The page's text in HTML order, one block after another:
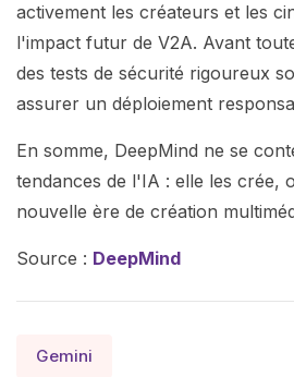
activement les créateurs et les
l'impact futur de V2A. Avant
des tests de sécurité rigoureux
assurer un déploiement
En somme, DeepMind ne se
tendances de l'IA : elle les crée,
nouvelle ère de création
Source : DeepMind
Gemini